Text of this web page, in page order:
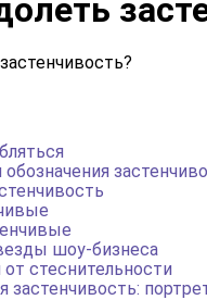
шоу-бизнеса
стеснительности
застенчивость: